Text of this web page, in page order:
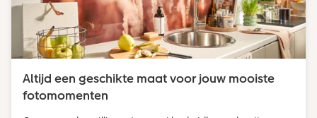
Altijd een geschikte maat voor jouw mooiste
fotomomenten